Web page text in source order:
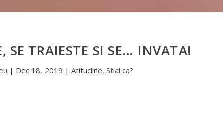
SE TRAIESTE SI SE… INVATA!
| Dec 18, 2019 | Atitudine, Stiai ca?